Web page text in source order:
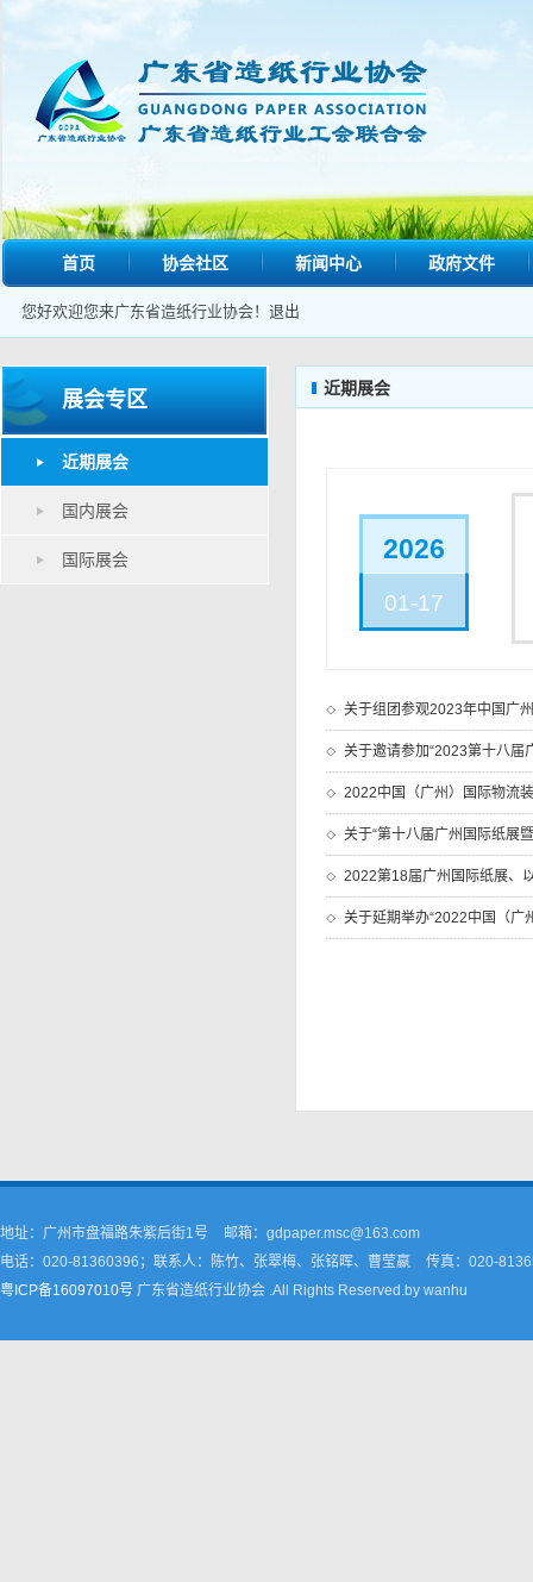
首页 协会社区 新闻中心 政府文件
您好欢迎您来广东省造纸行业协会！ 退出
展会专区
近期展会
国内展会
国际展会
近期展会
2026
01-17
关于组团参观2023年中国广
关于邀请参加“2023第十八届
2022中国（广州）国际物流
关于“第十八届广州国际纸展
2022第18届广州国际纸展、
关于延期举办“2022中国（广
地址：广州市盘福路朱紫后街1号
邮箱：gdpaper.msc@163.com
电话：020-81360396；联系人：陈竹、张翠梅、张铭晖、曹莹嬴
传真：020-
粤ICP备16097010号 广东省造纸行业协会 .All Rights Reserved.by wanhu